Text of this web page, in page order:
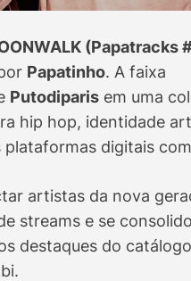
(Papatracks
Papatinho. A faixa
Putodiparis em uma
hip hop, identidade
digitais
artistas da nova
streams e se
destaques do